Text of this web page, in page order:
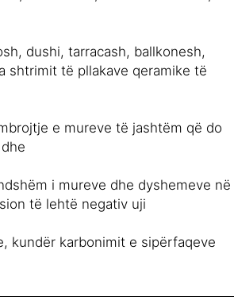
dushi, tarracash, ballkonesh,
shtrimit të pllakave qeramike të
e mureve të jashtëm që do
i mureve dhe dyshemeve në
të lehtë negativ uji
kundër karbonimit e sipërfaqeve